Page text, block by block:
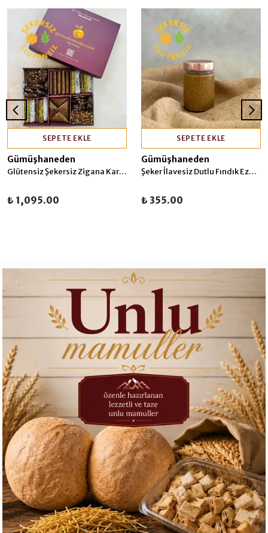
SEPETE EKLE
Gümüşhaneden
Glütensiz Şekersiz Zigana Karışık
₺ 1,095.00
SEPETE EKLE
Gümüşhaneden
Şeker İlavesiz Dutlu Fındık Ezmesi 320 gr
₺ 355.00